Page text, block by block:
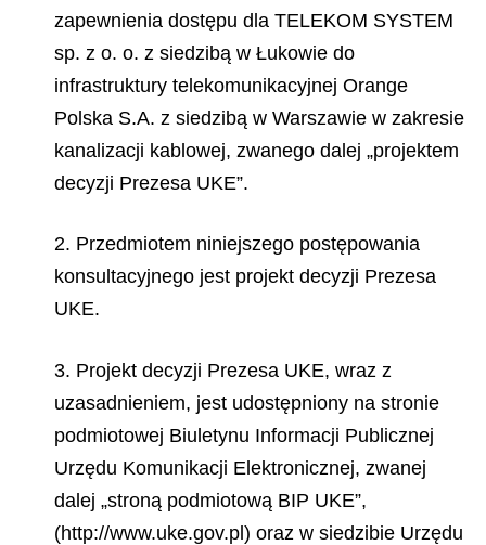
zapewnienia dostępu dla TELEKOM SYSTEM
sp. z o. o. z siedzibą w Łukowie do
infrastruktury telekomunikacyjnej Orange
Polska S.A. z siedzibą w Warszawie w zakresie
kanalizacji kablowej, zwanego dalej „projektem
decyzji Prezesa UKE”.
2. Przedmiotem niniejszego postępowania
konsultacyjnego jest projekt decyzji Prezesa
UKE.
3. Projekt decyzji Prezesa UKE, wraz z
uzasadnieniem, jest udostępniony na stronie
podmiotowej Biuletynu Informacji Publicznej
Urzędu Komunikacji Elektronicznej, zwanej
dalej „stroną podmiotową BIP UKE”,
(http://www.uke.gov.pl) oraz w siedzibie Urzędu